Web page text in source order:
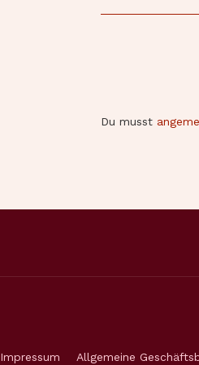
Du musst
Impressum Allgemeine